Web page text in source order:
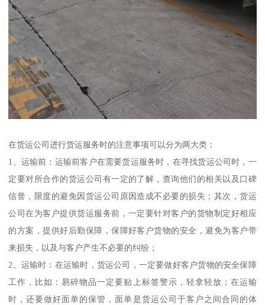
在货运公司进行货运服务时的注意事项可以分为两大类：
1、运输前：运输前客户在需要货运服务时，在寻找货运公司时，一
定要对所合作的货运公司有一定的了解，查询他们的相关以及口碑
信誉，限度的避免因货运公司原因造成不必要的损失；其次，货运
公司在为客户提供货运服务前，一定要针对客户的货物制定好相应
的方案，提供好后勤保障，保障好客户货物的安全，避免为客户带
来损失，以及与客户产生不必要的纠纷；
2、运输时：在运输时，货运公司，一定要做好客户货物的安全保障
工作，比如：易碎物品一定要贴上标签警示，轻拿轻放；在运输
时，还要做好面单的保管，面单是货运公司于客户之间合同的体